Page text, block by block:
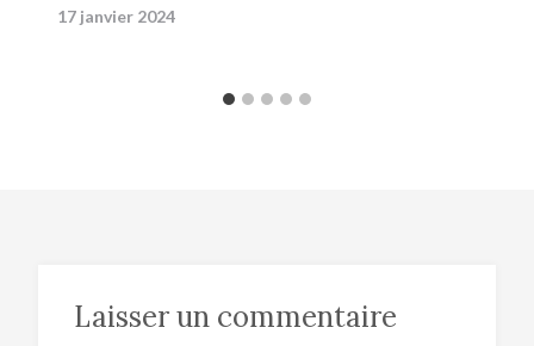
17 janvier 2024
Laisser un commentaire